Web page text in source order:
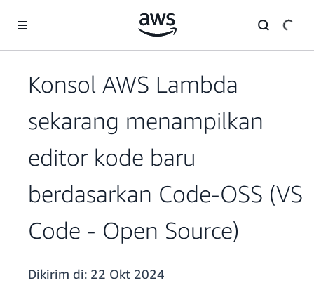
Konsol AWS Lambda
sekarang menampilkan
editor kode baru
berdasarkan Code-OSS (VS
Code - Open Source)
Dikirim di: 22 Okt 2024